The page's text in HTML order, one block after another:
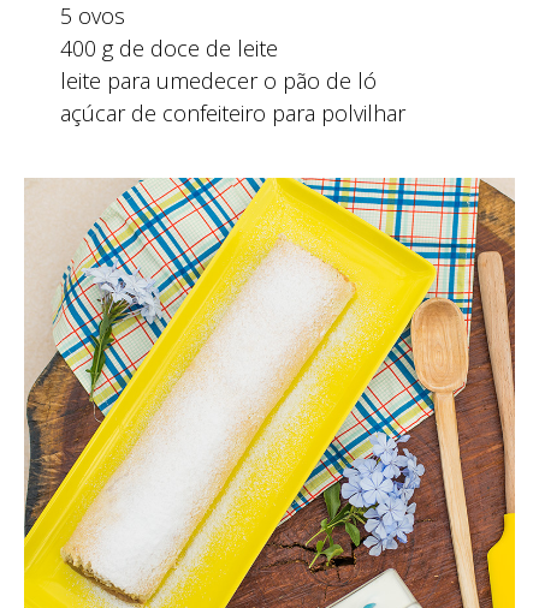
5 ovos
400 g de doce de leite
leite para umedecer o pão de ló
açúcar de confeiteiro para polvilhar